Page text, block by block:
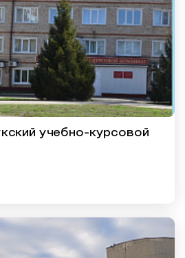
учебно-курсовой